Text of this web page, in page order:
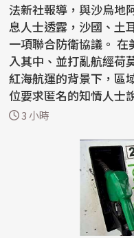
法新社報導，與沙烏地
息人士透露，沙國、土
一項聯合防衛協議。 在美國與伊朗交戰將波斯灣國家捲
入其中、並打亂航經
紅海航運的背景下，區
位要求匿名的知情人士
但...3 小時